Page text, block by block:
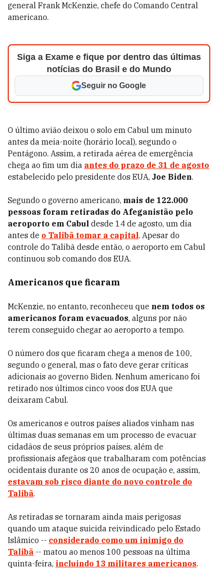
general Frank McKenzie, chefe do Comando Central
americano.
Siga a Exame e fique por dentro das últimas
notícias do Brasil e do Mundo
Seguir no Google
O último avião deixou o solo em Cabul um minuto
antes da meia-noite (horário local), segundo o
Pentágono. Assim, a retirada aérea de emergência
chega ao fim um dia antes do prazo de 31 de agosto
estabelecido pelo presidente dos EUA, Joe Biden.
Segundo o governo americano, mais de 122.000
pessoas foram retiradas do Afeganistão pelo
aeroporto em Cabul desde 14 de agosto, um dia
antes de o Talibã tomar a capital. Apesar do
controle do Talibã desde então, o aeroporto em Cabul
continuou sob comando dos EUA.
Americanos que ficaram
McKenzie, no entanto, reconheceu que nem todos os
americanos foram evacuados, alguns por não
terem conseguido chegar ao aeroporto a tempo.
O número dos que ficaram chega a menos de 100,
segundo o general, mas o fato deve gerar críticas
adicionais ao governo Biden. Nenhum americano foi
retirado nos últimos cinco voos dos EUA que
deixaram Cabul.
Os americanos e outros países aliados vinham nas
últimas duas semanas em um processo de evacuar
cidadãos de seus próprios países, além de
profissionais afegãos que trabalharam com potências
ocidentais durante os 20 anos de ocupação e, assim,
estavam sob risco diante do novo controle do
Talibã.
As retiradas se tornaram ainda mais perigosas
quando um ataque suicida reivindicado pelo Estado
Islâmico -- considerado como um inimigo do
Talibã -- matou ao menos 100 pessoas na última
quinta-feira, incluindo 13 militares americanos.